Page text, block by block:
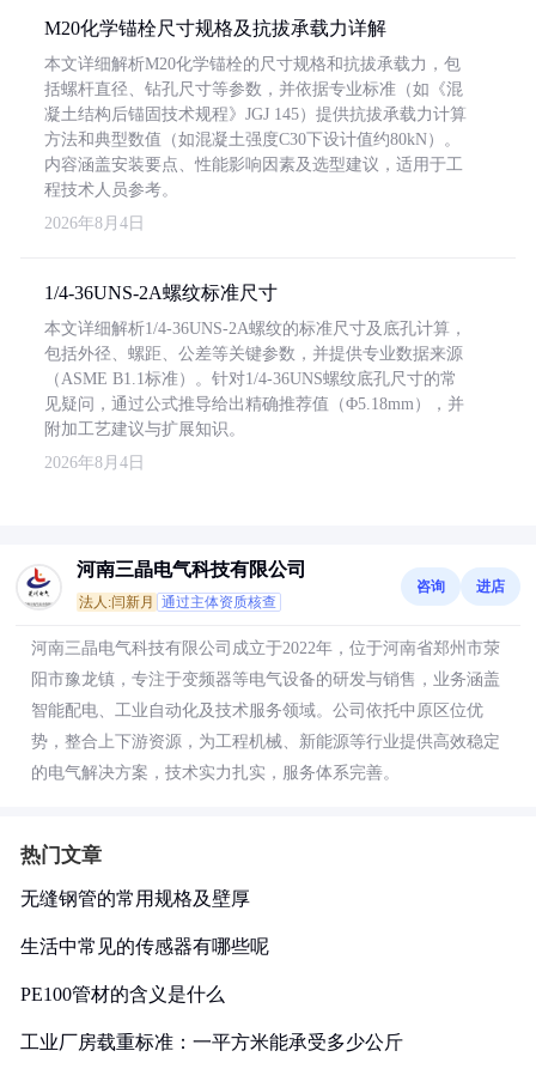
M20化学锚栓尺寸规格及抗拔承载力详解
本文详细解析M20化学锚栓的尺寸规格和抗拔承载力，包
括螺杆直径、钻孔尺寸等参数，并依据专业标准（如《混
凝土结构后锚固技术规程》JGJ 145）提供抗拔承载力计算
方法和典型数值（如混凝土强度C30下设计值约80kN）。
内容涵盖安装要点、性能影响因素及选型建议，适用于工
程技术人员参考。
2026年8月4日
1/4-36UNS-2A螺纹标准尺寸
本文详细解析1/4-36UNS-2A螺纹的标准尺寸及底孔计算，
包括外径、螺距、公差等关键参数，并提供专业数据来源
（ASME B1.1标准）。针对1/4-36UNS螺纹底孔尺寸的常
见疑问，通过公式推导给出精确推荐值（Φ5.18mm），并
附加工艺建议与扩展知识。
2026年8月4日
河南三晶电气科技有限公司
法人:闫新月 通过主体资质核查
咨询 进店
河南三晶电气科技有限公司成立于2022年，位于河南省郑州市荥
阳市豫龙镇，专注于变频器等电气设备的研发与销售，业务涵盖
智能配电、工业自动化及技术服务领域。公司依托中原区位优
势，整合上下游资源，为工程机械、新能源等行业提供高效稳定
的电气解决方案，技术实力扎实，服务体系完善。
热门文章
无缝钢管的常用规格及壁厚
生活中常见的传感器有哪些呢
PE100管材的含义是什么
工业厂房载重标准：一平方米能承受多少公斤